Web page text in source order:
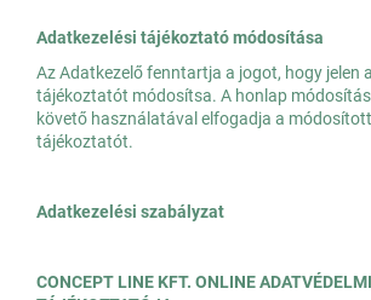
Adatkezelési tájékoztató módosítása
Az Adatkezelő fenntartja a jogot, hogy jelen
tájékoztatót módosítsa. A honlap
követő használatával elfogadja a
tájékoztatót.
Adatkezelési szabályzat
CONCEPT LINE KFT. ONLINE